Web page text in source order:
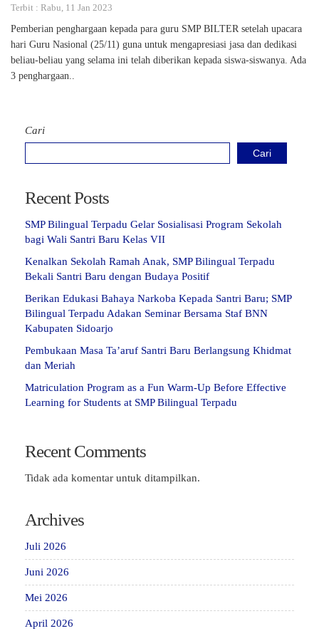
Terbit : Rabu, 11 Jan 2023
Pemberian penghargaan kepada para guru SMP BILTER setelah upacara
hari Guru Nasional (25/11) guna untuk mengapresiasi jasa dan dedikasi
beliau-beliau yang selama ini telah diberikan kepada siswa-siswanya. Ada
3 penghargaan..
Cari
Cari
Recent Posts
SMP Bilingual Terpadu Gelar Sosialisasi Program Sekolah
bagi Wali Santri Baru Kelas VII
Kenalkan Sekolah Ramah Anak, SMP Bilingual Terpadu
Bekali Santri Baru dengan Budaya Positif
Berikan Edukasi Bahaya Narkoba Kepada Santri Baru; SMP
Bilingual Terpadu Adakan Seminar Bersama Staf BNN
Kabupaten Sidoarjo
Pembukaan Masa Ta’aruf Santri Baru Berlangsung Khidmat
dan Meriah
Matriculation Program as a Fun Warm-Up Before Effective
Learning for Students at SMP Bilingual Terpadu
Recent Comments
Tidak ada komentar untuk ditampilkan.
Archives
Juli 2026
Juni 2026
Mei 2026
April 2026